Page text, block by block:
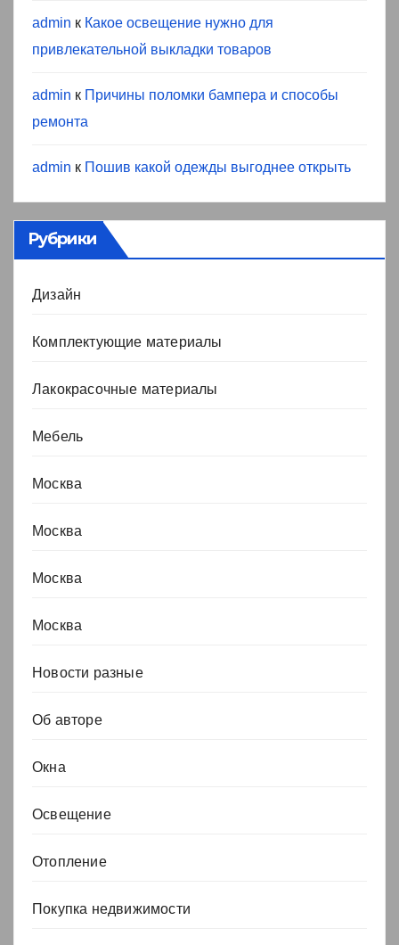
admin к Какое освещение нужно для
привлекательной выкладки товаров
admin к Причины поломки бампера и способы
ремонта
admin к Пошив какой одежды выгоднее открыть
Рубрики
Дизайн
Комплектующие материалы
Лакокрасочные материалы
Мебель
Москва
Москва
Москва
Москва
Новости разные
Об авторе
Окна
Освещение
Отопление
Покупка недвижимости